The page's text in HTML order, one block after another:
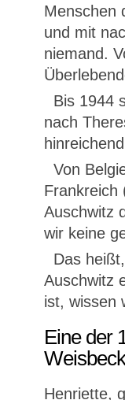
Menschen
und mit
niemand.
Bis 1944
nach
Von
Frankreich
Auschwitz
wir keine
Das
Auschwitz
ist, wissen
Eine der
Henriette,